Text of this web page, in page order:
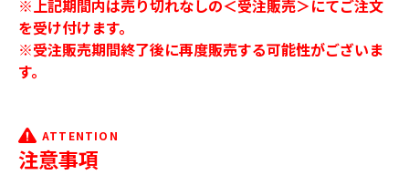
※上記期間内は売り切れなしの＜受注販売＞にてご注文
を受け付けます。
※受注販売期間終了後に再度販売する可能性がございま
す。
ATTENTION
注意事項